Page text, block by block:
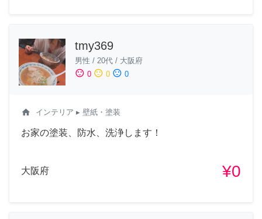
tmy369
男性 / 20代 / 大阪府
sentiment_satisfied 0 sentiment_neutral 0 sentiment_dissatisfied 0
home インテリア ▸ 壁紙・塗装
お家の塗装、防水、洗浄します！
大阪府 ¥0